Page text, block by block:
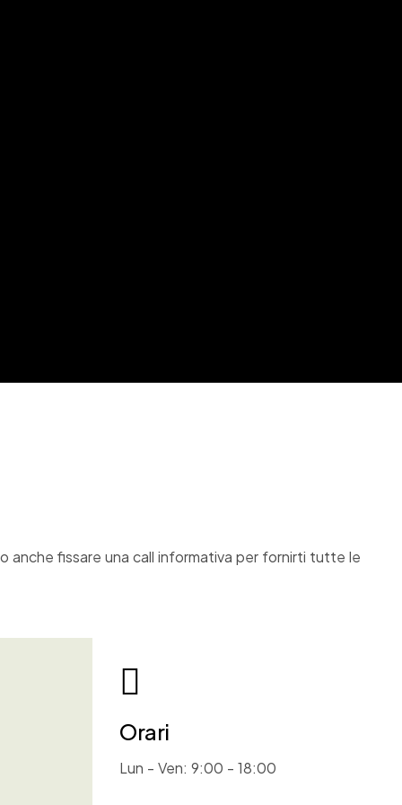
anche fissare una call informativa per fornirti tutte le
Orari
Lun - Ven: 9:00 - 18:00